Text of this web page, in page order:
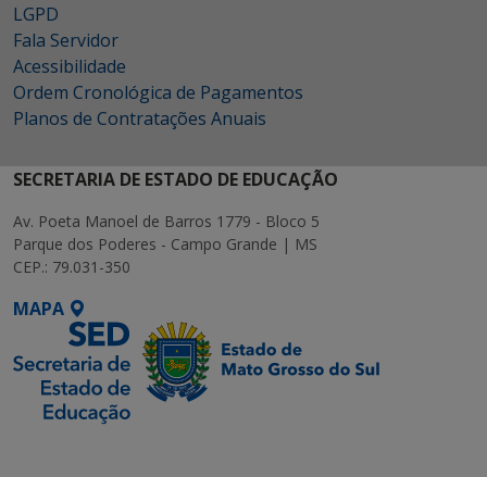
LGPD
Fala Servidor
Acessibilidade
Ordem Cronológica de Pagamentos
Planos de Contratações Anuais
SECRETARIA DE ESTADO DE EDUCAÇÃO
Av. Poeta Manoel de Barros 1779 - Bloco 5
Parque dos Poderes - Campo Grande | MS
CEP.: 79.031-350
MAPA